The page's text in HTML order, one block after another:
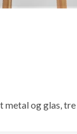
og glas,